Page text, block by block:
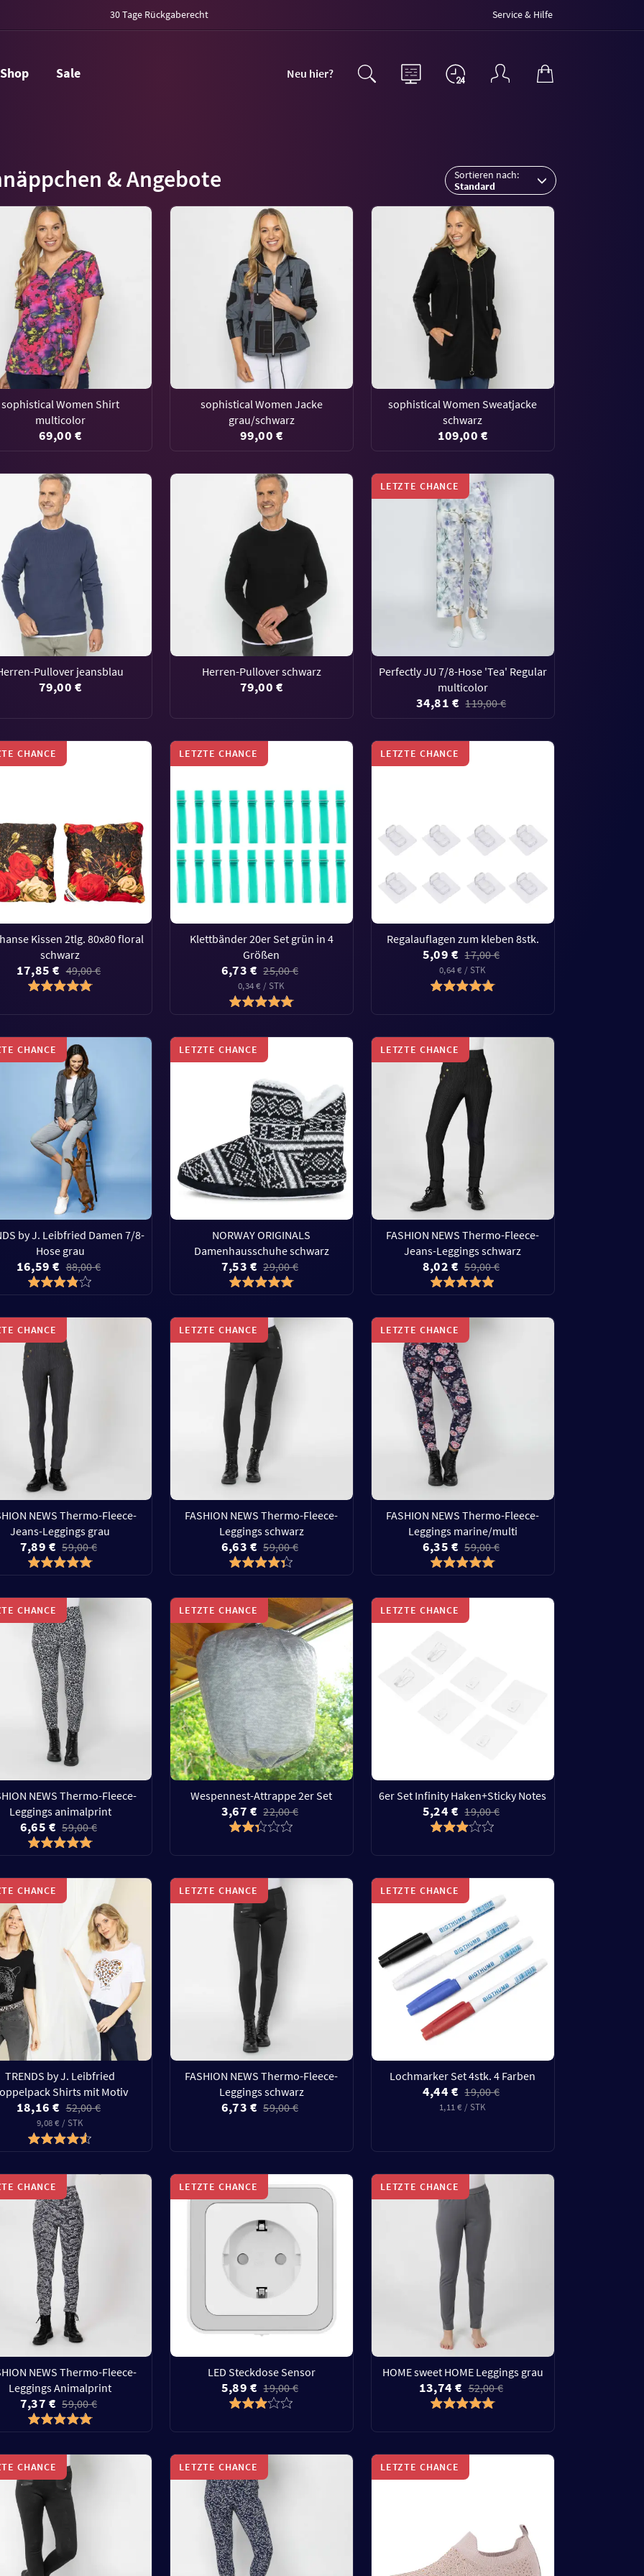
30 Tage Rückgaberecht Service & Hilfe
Shop Sale Neu hier?
& Angebote
Sortieren nach:
Standard
sophistical Women Shirt
multicolor
69,00 €
sophistical Women Jacke
grau/schwarz
99,00 €
sophistical Women Sweatjacke
schwarz
109,00 €
Pullover jeansblau
79,00 €
Herren-Pullover schwarz
79,00 €
LETZTE CHANCE
Perfectly JU 7/8-Hose 'Tea' Regular
multicolor
34,81 € 119,00 €
CHANCE
Kissen 2tlg. 80x80 floral
schwarz
17,85 € 49,00 €
LETZTE CHANCE
Klettbänder 20er Set grün in 4
Größen
6,73 € 25,00 €
0,34 € / STK
LETZTE CHANCE
Regalauflagen zum kleben 8stk.
5,09 € 17,00 €
0,64 € / STK
CHANCE
by J. Leibfried Damen 7/8-
Hose grau
16,59 € 88,00 €
LETZTE CHANCE
NORWAY ORIGINALS
Damenhausschuhe schwarz
7,53 € 29,00 €
LETZTE CHANCE
FASHION NEWS Thermo-Fleece-
Jeans-Leggings schwarz
8,02 € 59,00 €
CHANCE
NEWS Thermo-Fleece-
Jeans-Leggings grau
7,89 € 59,00 €
LETZTE CHANCE
FASHION NEWS Thermo-Fleece-
Leggings schwarz
6,63 € 59,00 €
LETZTE CHANCE
FASHION NEWS Thermo-Fleece-
Leggings marine/multi
6,35 € 59,00 €
CHANCE
NEWS Thermo-Fleece-
Leggings animalprint
6,65 € 59,00 €
LETZTE CHANCE
Wespennest-Attrappe 2er Set
3,67 € 22,00 €
LETZTE CHANCE
6er Set Infinity Haken+Sticky Notes
5,24 € 19,00 €
CHANCE
TRENDS by J. Leibfried
Shirts mit Motiv
18,16 € 52,00 €
9,08 € / STK
LETZTE CHANCE
FASHION NEWS Thermo-Fleece-
Leggings schwarz
6,73 € 59,00 €
LETZTE CHANCE
Lochmarker Set 4stk. 4 Farben
4,44 € 19,00 €
1,11 € / STK
CHANCE
NEWS Thermo-Fleece-
Leggings Animalprint
7,37 € 59,00 €
LETZTE CHANCE
LED Steckdose Sensor
5,89 € 19,00 €
LETZTE CHANCE
HOME sweet HOME Leggings grau
13,74 € 52,00 €
CHANCE LETZTE CHANCE LETZTE CHANCE